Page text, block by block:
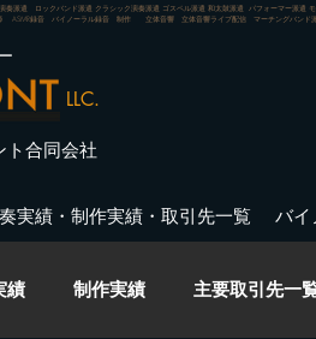
派遣 ロックバンド派遣 クラシック演奏派遣 ゴスペル派遣 和太鼓派遣 パフォーマー
ASMR録音 バイノーラル録音 制作 立体音響 立体音響ライブ配信 マーチングバンド
LLC.
ト合同会社
実績・制作実績・取引先一覧 バイ
績 制作実績 主要取引先一